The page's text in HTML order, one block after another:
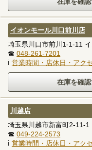
イオンモール川口前川店
埼玉県川口市前川1-1-11
☎ 048-261-7201
ℹ 営業時間・店休日・アク
川越店
埼玉県川越市新富町2-11-1
☎ 049-224-2573
ℹ 営業時間・店休日・アク